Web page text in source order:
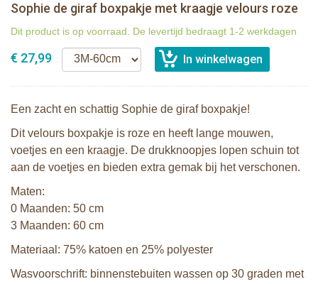
Sophie de giraf boxpakje met kraagje velours roze
Dit product is op voorraad. De levertijd bedraagt 1-2 werkdagen
€ 27,99
Een zacht en schattig Sophie de giraf boxpakje!
Dit velours boxpakje is roze en heeft lange mouwen,
voetjes en een kraagje. De drukknoopjes lopen schuin tot
aan de voetjes en bieden extra gemak bij het verschonen.
Maten:
0 Maanden: 50 cm
3 Maanden: 60 cm
Materiaal: 75% katoen en 25% polyester
Wasvoorschrift: binnenstebuiten wassen op 30 graden met